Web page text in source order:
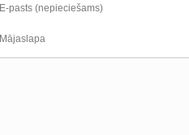
E-pasts (nepieciešams)
Mājaslapa